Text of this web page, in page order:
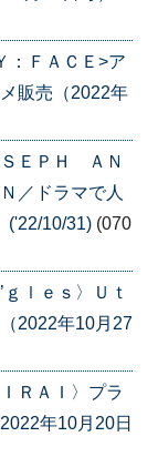
ＦＡＣＥ>ア
販売（2022年
ＥＰＨ ＡＮ
／ドラマで人
('22/10/31) (070
ｌｅｓ〉Ｕｔ
2022年10月27
ＲＡＩ〉プラ
年10月20日